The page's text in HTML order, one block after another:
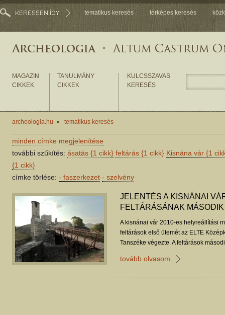
tematikus keresés térképes keresés
MAGAZIN
CIKKEK
TANULMÁNY
CIKKEK
KULCSSZAVAS
KERESÉS
archeologia.hu tematikus keresés
minden címke megjelenítése
további szűkítés: ásatás {1 cikk} feltárás {1 cikk} Kisnána vár {1
{1 cikk}
címke törlése: - faszerkezet - szelvény
JELENTÉS A KISNÁNAI
FELTÁRÁSÁNAK
A kisnánai vár 2010-es helyreállítási
feltárások első ütemét az ELTE
Tanszéke végezte. A feltárások
tovább olvasom